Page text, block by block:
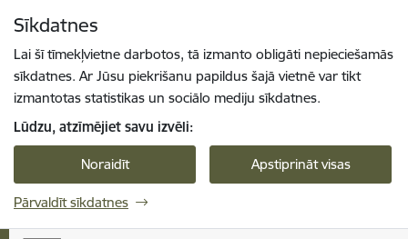
Sīkdatnes
Lai šī tīmekļvietne darbotos, tā izmanto obligāti nepieciešamās
sīkdatnes. Ar Jūsu piekrišanu papildus šajā vietnē var tikt
izmantotas statistikas un sociālo mediju sīkdatnes.
Lūdzu, atzīmējiet savu izvēli:
Noraidīt Apstiprināt visas
Pārvaldīt sīkdatnes